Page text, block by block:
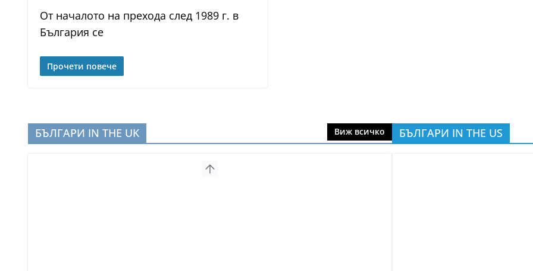
От началото на прехода след 1989 г. в
България се
Прочети повече
БЪЛГАРИ IN THE UK Виж всичко БЪЛГАРИ IN THE US